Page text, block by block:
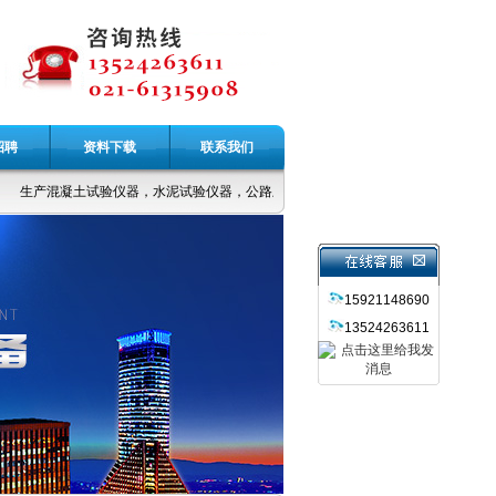
聘 资料下载 联系我们
生产混凝土试验仪器，水泥试验仪器，公路土工仪器，无损检测仪器，力学设备
15921148690
13524263611